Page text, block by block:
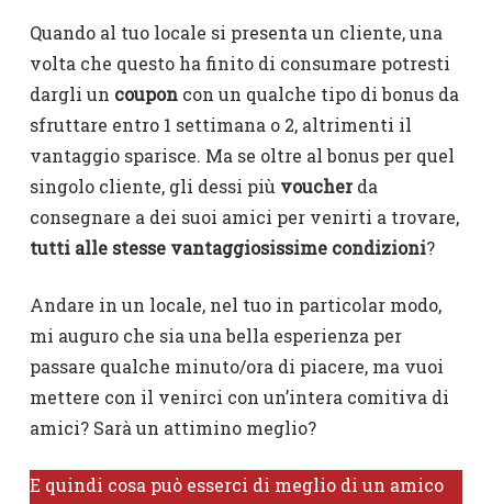
Quando al tuo locale si presenta un cliente, una
volta che questo ha finito di consumare potresti
dargli un couponcon un qualche tipo di bonus da
sfruttare entro 1 settimana o 2, altrimenti il
vantaggio sparisce. Ma se oltre al bonus per quel
singolo cliente, gli dessi più voucherda
consegnare a dei suoi amici per venirti a trovare,
tutti alle stesse vantaggiosissime condizioni?
Andare in un locale, nel tuo in particolar modo,
mi auguro che sia una bella esperienza per
passare qualche minuto/ora di piacere, ma vuoi
mettere con il venirci con un’intera comitiva di
amici? Sarà un attimino meglio?
E quindi cosa può esserci di meglio di un amico